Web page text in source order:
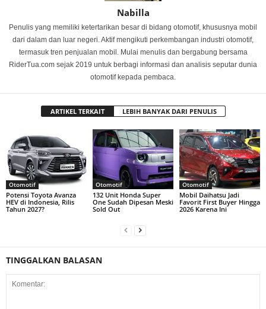
Nabilla
Penulis yang memiliki ketertarikan besar di bidang otomotif, khususnya mobil
dari dalam dan luar negeri. Aktif mengikuti perkembangan industri otomotif,
termasuk tren penjualan mobil. Mulai menulis dan bergabung bersama
RiderTua.com sejak 2019 untuk berbagi informasi dan analisis seputar dunia
otomotif kepada pembaca.
ARTIKEL TERKAIT LEBIH BANYAK DARI PENULIS
Otomotif
Potensi Toyota Avanza
HEV di Indonesia, Rilis
Tahun 2027?
Otomotif
132 Unit Honda Super
One Sudah Dipesan Meski
Sold Out
Otomotif
Mobil Daihatsu Jadi
Favorit First Buyer Hingga
2026 Karena Ini
TINGGALKAN BALASAN